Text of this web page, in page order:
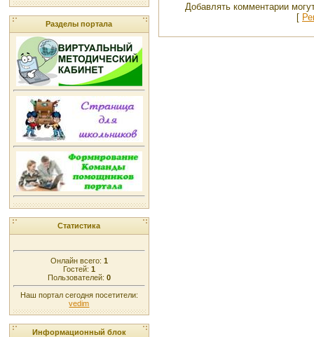
Разделы портала
Статистика
Онлайн всего: 1
Гостей: 1
Пользователей: 0
Наш портал сегодня посетители:
vedim
Информационный блок
Добавлять комментарии
[